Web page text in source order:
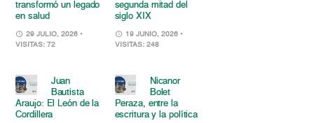
transformó un legado
en salud
29 JULIO, 2026 •
VISITAS: 72
segunda mitad del
siglo XIX
19 JUNIO, 2026 •
VISITAS: 248
Juan
Bautista
Araujo: El León de la
Cordillera
Nicanor
Bolet
Peraza, entre la
escritura y la política